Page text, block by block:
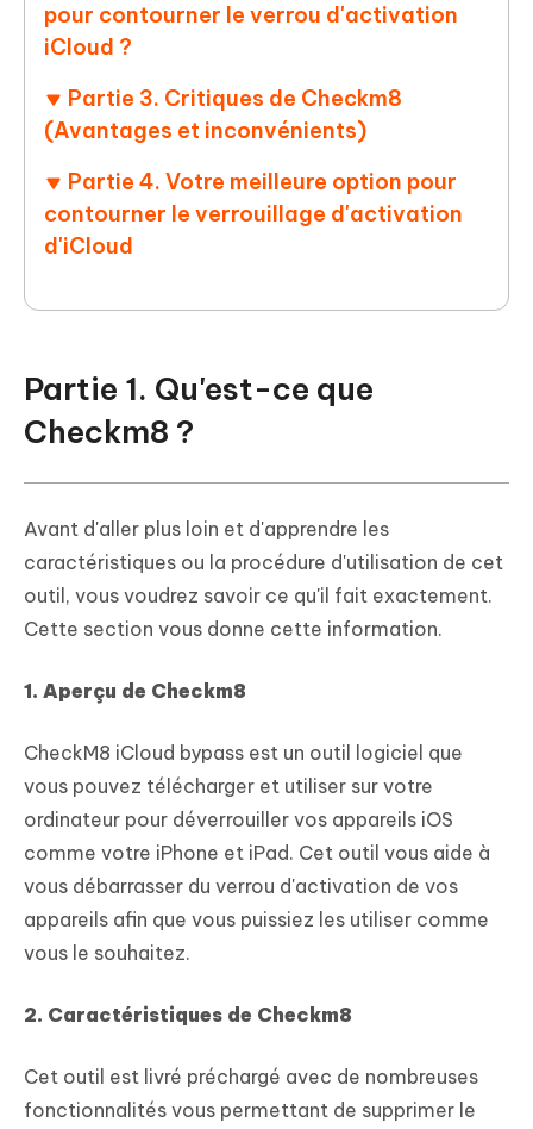
pour contourner le verrou d'activation
iCloud ?
Partie 3. Critiques de Checkm8
(Avantages et inconvénients)
Partie 4. Votre meilleure option pour
contourner le verrouillage d'activation
d'iCloud
Partie 1. Qu'est-ce que
Checkm8 ?
Avant d'aller plus loin et d'apprendre les
caractéristiques ou la procédure d'utilisation de cet
outil, vous voudrez savoir ce qu'il fait exactement.
Cette section vous donne cette information.
1. Aperçu de Checkm8
CheckM8 iCloud bypass est un outil logiciel que
vous pouvez télécharger et utiliser sur votre
ordinateur pour déverrouiller vos appareils iOS
comme votre iPhone et iPad. Cet outil vous aide à
vous débarrasser du verrou d'activation de vos
appareils afin que vous puissiez les utiliser comme
vous le souhaitez.
2. Caractéristiques de Checkm8
Cet outil est livré préchargé avec de nombreuses
fonctionnalités vous permettant de supprimer le